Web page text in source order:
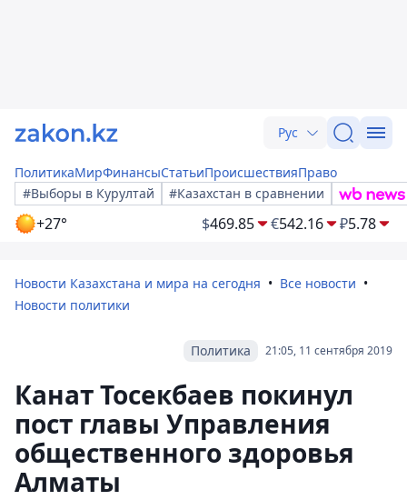
Рус
ПолитикаМирФинансыСтатьиПроисшествияПраво
#Выборы в Курултай
#Казахстан в сравнении
+27° $469.85 €542.16 ₽5.78
Новости Казахстана и мира на сегодня
Все новости
Новости политики
21:05, 11 сентября 2019
Политика
Канат Тосекбаев покинул
пост главы Управления
общественного здоровья
Алматы